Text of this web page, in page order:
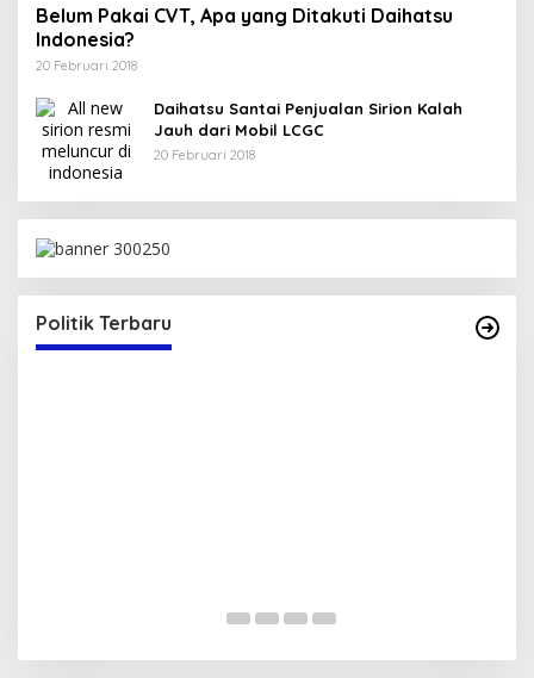
Belum Pakai CVT, Apa yang Ditakuti Daihatsu
Indonesia?
20 Februari 2018
Daihatsu Santai Penjualan Sirion Kalah
Jauh dari Mobil LCGC
20 Februari 2018
Politik Terbaru